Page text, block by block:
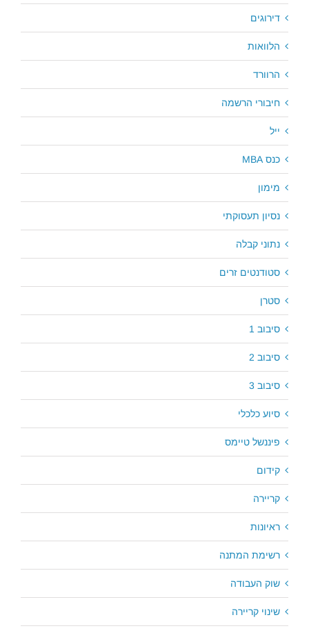
דירוגים
הלוואות
הרוורד
חיבורי הרשמה
ייל
כנס MBA
מימון
נסיון תעסוקתי
נתוני קבלה
סטודנטים זרים
סטרן
סיבוב 1
סיבוב 2
סיבוב 3
סיוע כלכלי
פיננשל טיימס
קידום
קריירה
ראיונות
רשימת המתנה
שוק העבודה
שינוי קריירה